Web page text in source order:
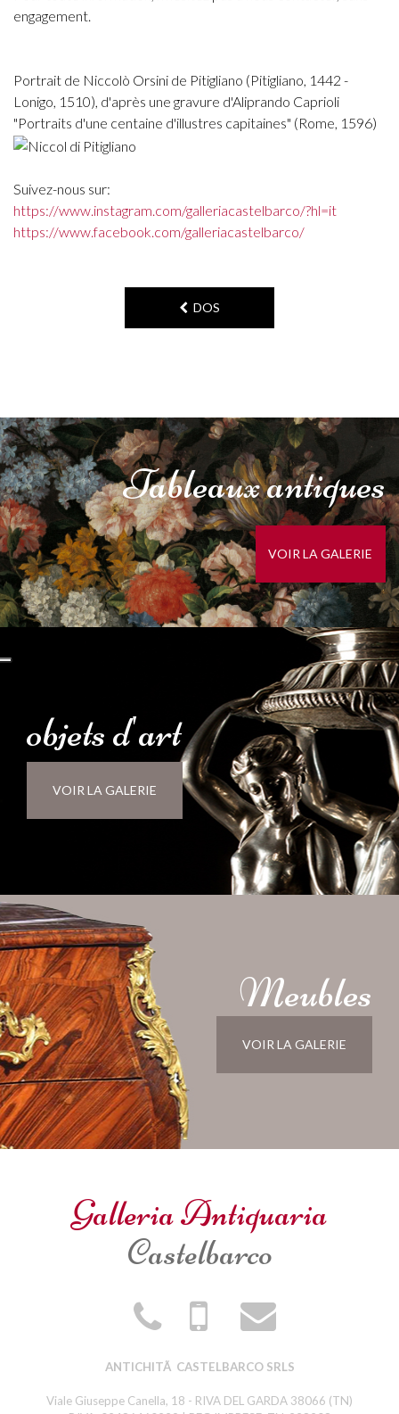
engagement.
Portrait de Niccolò Orsini de Pitigliano (Pitigliano, 1442 -
Lonigo, 1510), d'après une gravure d'Aliprando Caprioli
"Portraits d'une centaine d'illustres capitaines" (Rome, 1596)
Suivez-nous sur:
https://www.instagram.com/galleriacastelbarco/?hl=it
https://www.facebook.com/galleriacastelbarco/
DOS
Tableauxantiques
VOIR LA GALERIE
objetsd'art
VOIR LA GALERIE
Meubles
VOIR LA GALERIE
Galleria Antiquaria
Castelbarco
ANTICHITÃ CASTELBARCO SRLS
Viale Giuseppe Canella, 18 - RIVA DEL GARDA 38066 (TN)